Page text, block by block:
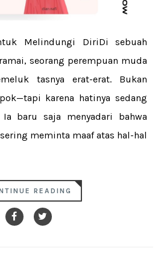
Melindungi DiriDi sebuah
seorang perempuan muda
tasnya erat-erat. Bukan
karena hatinya sedang
Ia baru saja menyadari bahwa
meminta maaf atas hal-hal
READING